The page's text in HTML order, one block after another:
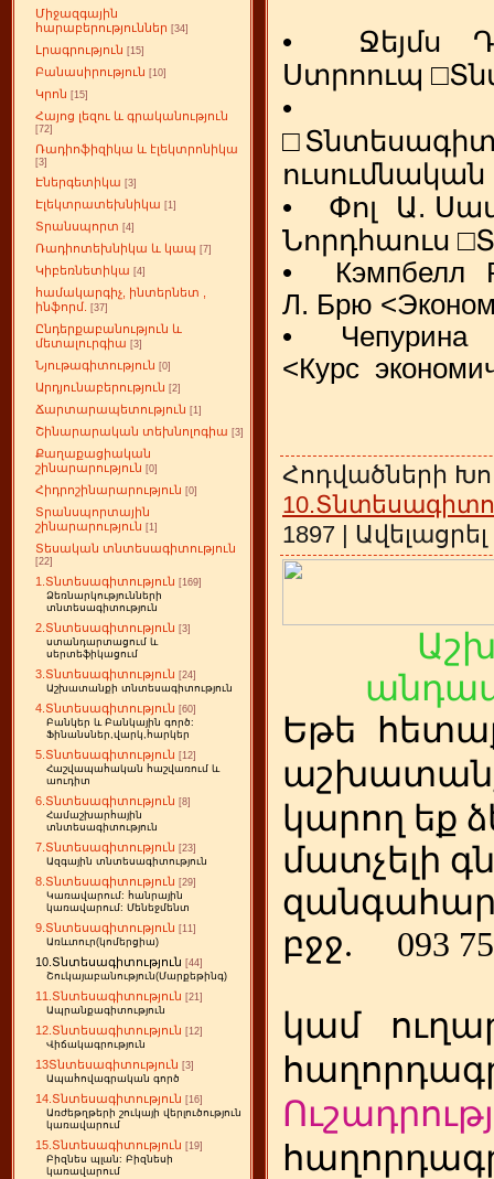
Միջազգային
հարաբերություններ [34]
Լրագրություն [15]
Բանասիրություն [10]
Կրոն [15]
Հայոց լեզու և գրականություն
[72]
Ռադիոֆիզիկա և էլեկտրոնիկա
[3]
Էներգետիկա [3]
Էլեկտրատեխնիկա [1]
Տրանսպորտ [4]
Ռադիոտեխնիկա և կապ [7]
Կիբեռնետիկա [4]
համակարգիչ, ինտերնետ ,
ինֆորմ.
[37]
Ընդերքաբանություն և
մետալուրգիա [3]
Նյութագիտություն [0]
Արդյունաբերություն [2]
Ճարտարապետություն [1]
Շինարարական տեխնոլոգիա [3]
Քաղաքացիական
շինարարություն [0]
Հիդրոշինարարություն [0]
Տրանսպորտային
շինարարություն [1]
Տեսական տնտեսագիտություն
[22]
1.Տնտեսագիտություն [169]
Ձեռնարկությունների
տնտեսագիտություն
2.Տնտեսագիտություն [3]
ստանդարտացում և
սերտեֆիկացում
3.Տնտեսագիտություն [24]
Աշխատանքի տնտեսագիտություն
4.Տնտեսագիտություն [60]
Բանկեր և Բանկային գործ:
Ֆինանսներ,վարկ,հարկեր
5.Տնտեսագիտություն [12]
Հաշվապահական հաշվառում և
աուդիտ
6.Տնտեսագիտություն [8]
Համաշխարհային
տնտեսագիտություն
7.Տնտեսագիտություն [23]
Ազգային տնտեսագիտություն
8.Տնտեսագիտություն [29]
Կառավարում: հանրային
կառավարում: Մենեջմենտ
9.Տնտեսագիտություն [11]
Առևտուր(կոմերցիա)
10.Տնտեսագիտություն [44]
Շուկայաբանություն(Մարքեթինգ)
11.Տնտեսագիտություն [21]
Ապրանքագիտություն
12.Տնտեսագիտություն [12]
Վիճակագրություն
13Տնտեսագիտություն [3]
Ապահովագրական գործ
14.Տնտեսագիտություն [16]
Առժեթղթերի շուկայի վերլուծություն
կառավարում
15.Տնտեսագիտություն [19]
Բիզնես պլան: Բիզնեսի
կառավարում
• Ջեյմս
Ստրոուպ
• Գ.
• Փոլ Ա.
Նորդհաուս
• Кэмпбелл
Л. Брю
• Чепурина
<Курс
Հոդվածների
1897 |
Եթե հ
կարող եք
մատչելի
բջջ.
093
կամ